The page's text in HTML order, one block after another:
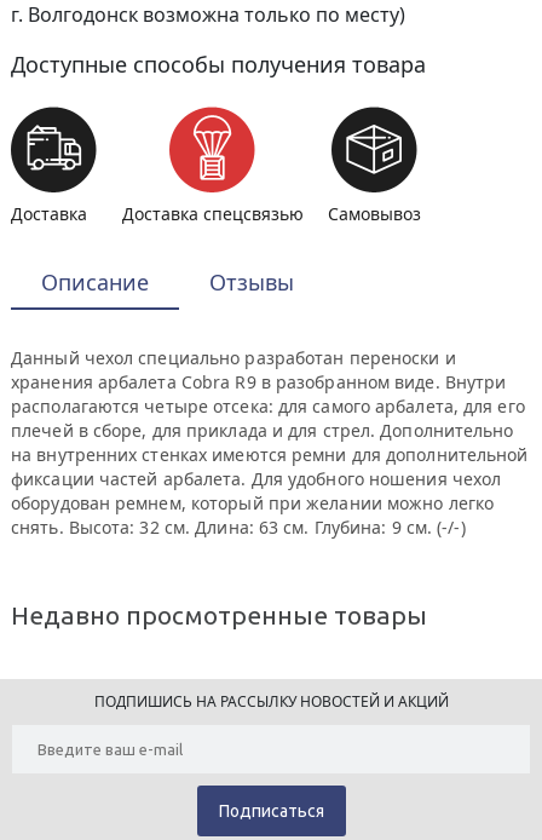
г. Волгодонск возможна только по месту)
Доступные способы получения товара
Доставка Доставка спецсвязью Самовывоз
Описание Отзывы
Данный чехол специально разработан переноски и
хранения арбалета Cobra R9 в разобранном виде. Внутри
располагаются четыре отсека: для самого арбалета, для его
плечей в сборе, для приклада и для стрел. Дополнительно
на внутренних стенках имеются ремни для дополнительной
фиксации частей арбалета. Для удобного ношения чехол
оборудован ремнем, который при желании можно легко
снять. Высота: 32 см. Длина: 63 см. Глубина: 9 см. (-/-)
Недавно просмотренные товары
ПОДПИШИСЬ НА РАССЫЛКУ НОВОСТЕЙ И АКЦИЙ